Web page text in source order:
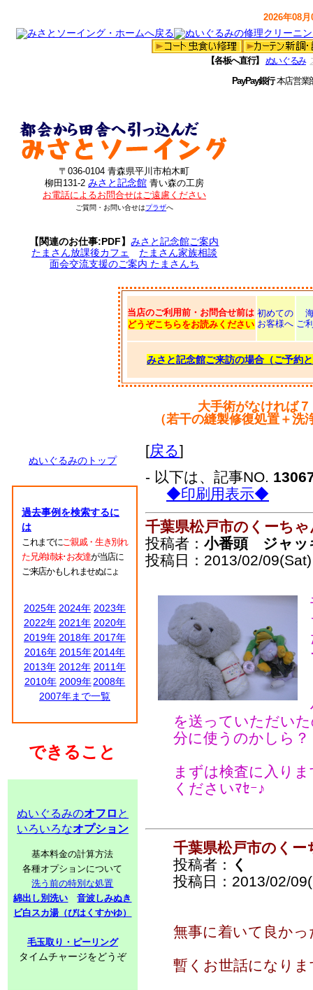
2026年08
【各板へ直行】 ぬいぐるみ
PayPay銀行本店営
〒036-0104 青森県平川市柏木町
柳田131-2 みさと記念館 青い森の工房
お電話によるお問合せはご遠慮ください
ご質問・お問い合せはプラザへ
【関連のお仕事:PDF】みさと記念館ご案内
たまさん放課後カフェ
たまさん家族相談
面会交流支援のご案内 たまさんち
当店のご利用前・お問合せ前は
どうぞこちらをお読みください
初めての
お客様へ ご
みさと記念館ご来訪の場合（ご予約
大手術がなければ
（若干の縫製修復処置＋
ぬいぐるみのトップ
過去事例を検索するに
は
これまでにご親戚・生き別れ
た兄弟姉妹･お友達が当店に
ご来店かもしれませぬにょ
2025年 2024年 2023年
2022年 2021年 2020年
2019年 2018年 2017年
2016年 2015年 2014年
2013年 2012年 2011年
2010年 2009年 2008年
2007年まで一覧
できること
ぬいぐるみのオフロ と
いろいろなオプション
基本料金の計算方法
各種オプションについて
洗う前の特別な処置
綿出し別洗い
音波しみぬき
ビ白スカ湯（びはくすかゆ）
毛玉取り・ピーリング
タイムチャージをどうぞ
[戻る]
- 以下は、記事NO.
◆印刷用表示◆
千葉県松戸市のくーちゃ
投稿者： 小番頭 ジャッ
投稿日：2013/02/
を送っていただい
分に使うのかしら？
まずは検査に入り
くださいﾏｾｰ♪
千葉県松戸市のくー
投稿者：
く
投稿日：2013/02/
無事に着いて良か
暫くお世話になり